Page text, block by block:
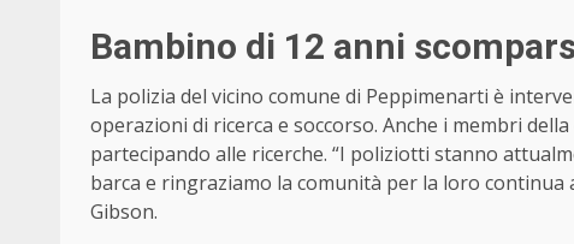
Bambino di 12 anni
La polizia del vicino comune di Peppimenarti è
operazioni di ricerca e soccorso. Anche i membri
partecipando alle ricerche. “I poliziotti stanno
barca e ringraziamo la comunità per la loro
Gibson.